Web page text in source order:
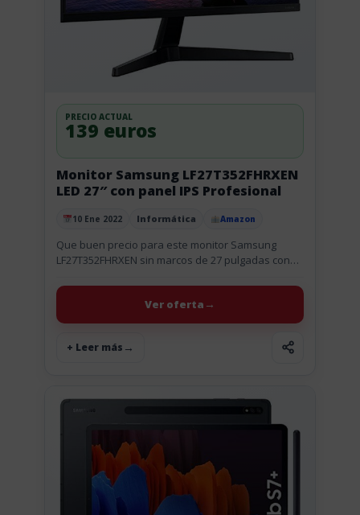
Publicado el
10 Ene 2022 Informática Amazon
Monitor Samsung LF27T352FHRXEN
LED 27″ con panel IPS Profesional
PRECIO ACTUAL
139 euros
Que buen precio para este monitor Samsung
LF27T352FHRXEN sin marcos de 27 pulgadas con
calidad de...
+ Leer más
Ver oferta